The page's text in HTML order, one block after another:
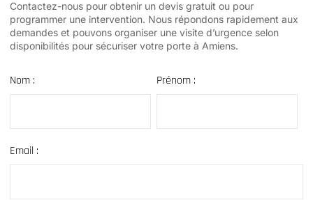
Contactez-nous pour obtenir un devis gratuit ou pour
programmer une intervention. Nous répondons rapidement aux
demandes et pouvons organiser une visite d’urgence selon
disponibilités pour sécuriser votre porte à Amiens.
Nom : Prénom :
Email :